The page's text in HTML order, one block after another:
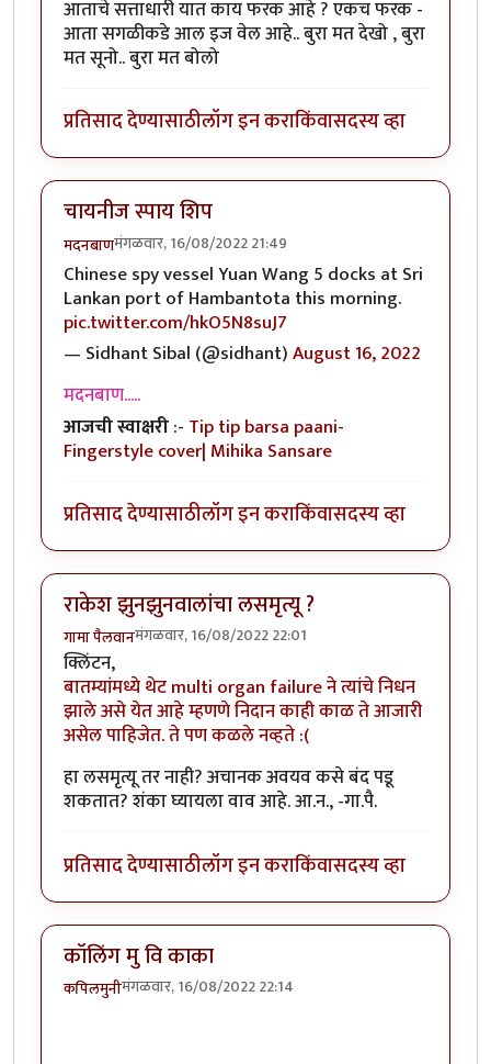
आताचे सत्ताधारी यात काय फरक आहे ? एकच फरक -
आता सगळीकडे आल इज वेल आहे.. बुरा मत देखो , बुरा
मत सूनो.. बुरा मत बोलो
प्रतिसाद देण्यासाठीलॉग इन कराकिंवासदस्य व्हा
चायनीज स्पाय शिप
मदनबाणमंगळवार, 16/08/2022 21:49
Chinese spy vessel Yuan Wang 5 docks at Sri
Lankan port of Hambantota this morning.
pic.twitter.com/hkO5N8suJ7
— Sidhant Sibal (@sidhant)August 16, 2022
मदनबाण.....
आजची स्वाक्षरी:- Tip tip barsa paani-
Fingerstyle cover| Mihika Sansare
प्रतिसाद देण्यासाठीलॉग इन कराकिंवासदस्य व्हा
राकेश झुनझुनवालांचा लसमृत्यू ?
गामा पैलवानमंगळवार, 16/08/2022 22:01
क्लिंटन,
बातम्यांमध्ये थेट multi organ failure ने त्यांचे निधन
झाले असे येत आहे म्हणणे निदान काही काळ ते आजारी
असेल पाहिजेत. ते पण कळले नव्हते :(
हा लसमृत्यू तर नाही? अचानक अवयव कसे बंद पडू
शकतात? शंका घ्यायला वाव आहे. आ.न., -गा.पै.
प्रतिसाद देण्यासाठीलॉग इन कराकिंवासदस्य व्हा
कॉलिंग मु वि काका
कपिलमुनीमंगळवार, 16/08/2022 22:14